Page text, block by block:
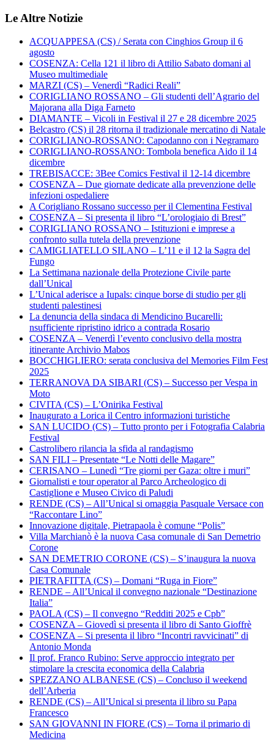
Le Altre Notizie
ACQUAPPESA (CS) / Serata con Cinghios Group il 6
agosto
COSENZA: Cella 121 il libro di Attilio Sabato domani al
Museo multimediale
MARZI (CS) – Venerdì “Radici Reali”
CORIGLIANO ROSSANO – Gli studenti dell’Agrario del
Majorana alla Diga Farneto
DIAMANTE – Vicoli in Festival il 27 e 28 dicembre 2025
Belcastro (CS) il 28 ritorna il tradizionale mercatino di Natale
CORIGLIANO-ROSSANO: Capodanno con i Negramaro
CORIGLIANO-ROSSANO: Tombola benefica Aido il 14
dicembre
TREBISACCE: 3Bee Comics Festival il 12-14 dicembre
COSENZA – Due giornate dedicate alla prevenzione delle
infezioni ospedaliere
A Corigliano Rossano successo per il Clementina Festival
COSENZA – Si presenta il libro “L’orologiaio di Brest”
CORIGLIANO ROSSANO – Istituzioni e imprese a
confronto sulla tutela della prevenzione
CAMIGLIATELLO SILANO – L’11 e il 12 la Sagra del
Fungo
La Settimana nazionale della Protezione Civile parte
dall’Unical
L’Unical aderisce a Iupals: cinque borse di studio per gli
studenti palestinesi
La denuncia della sindaca di Mendicino Bucarelli:
nsufficiente ripristino idrico a contrada Rosario
COSENZA – Venerdì l’evento conclusivo della mostra
itinerante Archivio Mabos
BOCCHIGLIERO: serata conclusiva del Memories Film Fest
2025
TERRANOVA DA SIBARI (CS) – Successo per Vespa in
Moto
CIVITA (CS) – L’Onirika Festival
Inaugurato a Lorica il Centro informazioni turistiche
SAN LUCIDO (CS) – Tutto pronto per i Fotografia Calabria
Festival
Castrolibero rilancia la sfida al randagismo
SAN FILI – Presentate “Le Notti delle Magare”
CERISANO – Lunedì “Tre giorni per Gaza: oltre i muri”
Giornalisti e tour operator al Parco Archeologico di
Castiglione e Museo Civico di Paludi
RENDE (CS) – All’Unical si omaggia Pasquale Versace con
“Raccontare Lino”
Innovazione digitale, Pietrapaola è comune “Polis”
Villa Marchianò è la nuova Casa comunale di San Demetrio
Corone
SAN DEMETRIO CORONE (CS) – S’inaugura la nuova
Casa Comunale
PIETRAFITTA (CS) – Domani “Ruga in Fiore”
RENDE – All’Unical il convegno nazionale “Destinazione
Italia”
PAOLA (CS) – Il convegno “Redditi 2025 e Cpb”
COSENZA – Giovedì si presenta il libro di Santo Gioffrè
COSENZA – Si presenta il libro “Incontri ravvicinati” di
Antonio Monda
Il prof. Franco Rubino: Serve approccio integrato per
stimolare la crescita economica della Calabria
SPEZZANO ALBANESE (CS) – Concluso il weekend
dell’Arberia
RENDE (CS) – All’Unical si presenta il libro su Papa
Francesco
SAN GIOVANNI IN FIORE (CS) – Torna il primario di
Medicina